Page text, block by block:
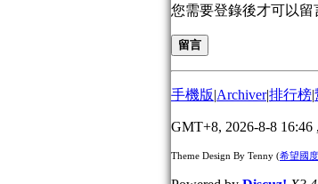
您需要登錄後才可以留
留言
手機版|Archiver|排行榜|
GMT+8, 2026-8-8 16:46
Theme Design By Tenny (希望國度